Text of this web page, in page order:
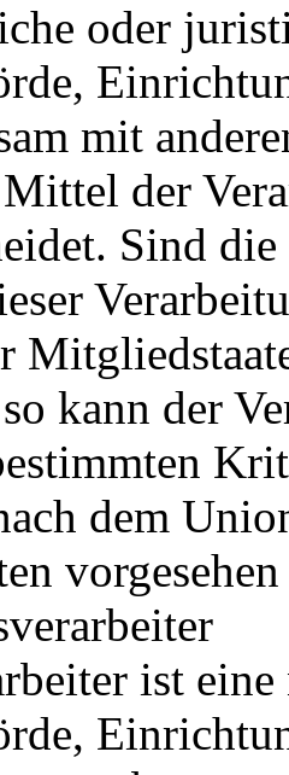
oder
mit
der
Sind
kann der
dem
ist